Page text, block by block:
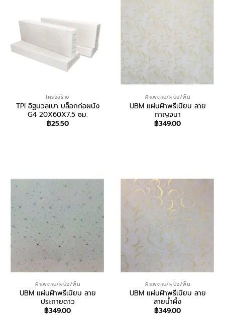
โครงสร้าง
TPI อิฐมวลเบา บล็อกก่อผนัง
G4 20X60X7.5 ซม.
฿25.50
ฝ้าเพดาน/ผนัง/พื้น
UBM แผ่นฝ้าพรีเมียม ลาย
กาญจนา
฿349.00
ฝ้าเพดาน/ผนัง/พื้น
UBM แผ่นฝ้าพรีเมียม ลาย
ประกายดาว
฿349.00
ฝ้าเพดาน/ผนัง/พื้น
UBM แผ่นฝ้าพรีเมียม ลาย
สายน้ำผึ้ง
฿349.00